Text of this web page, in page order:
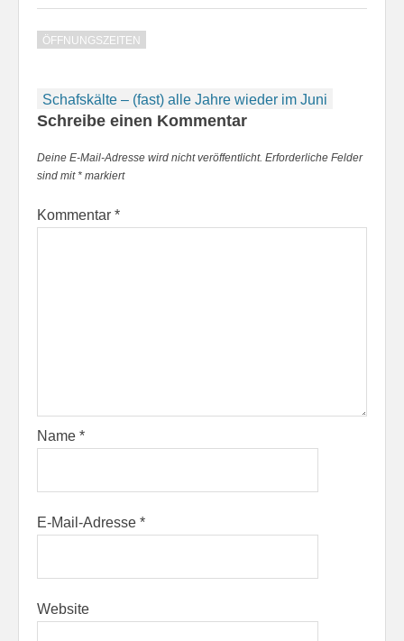
ÖFFNUNGSZEITEN
Beitragsnavigation
Schafskälte – (fast) alle Jahre wieder im Juni
Schreibe einen Kommentar
Deine E-Mail-Adresse wird nicht veröffentlicht. Erforderliche Felder
sind mit* markiert
Kommentar *
Name *
E-Mail-Adresse *
Website